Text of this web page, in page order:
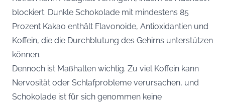
blockiert. Dunkle Schokolade mit mindestens 85
Prozent Kakao enthält Flavonoide, Antioxidantien und
Koffein, die die Durchblutung des Gehirns unterstützen
können.
Dennoch ist Maßhalten wichtig. Zu viel Koffein kann
Nervosität oder Schlafprobleme verursachen, und
Schokolade ist für sich genommen keine